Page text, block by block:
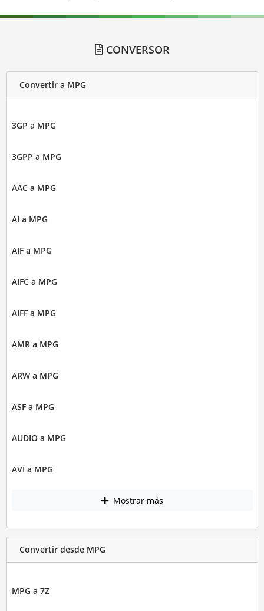
CONVERSOR
Convertir a MPG
3GP a MPG
3GPP a MPG
AAC a MPG
AI a MPG
AIF a MPG
AIFC a MPG
AIFF a MPG
AMR a MPG
ARW a MPG
ASF a MPG
AUDIO a MPG
AVI a MPG
Mostrar más
Convertir desde MPG
MPG a 7Z